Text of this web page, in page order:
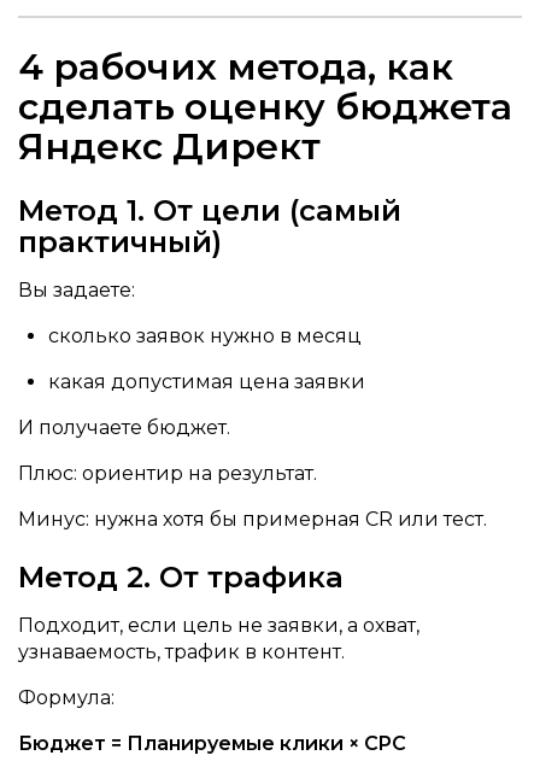
4 рабочих метода, как
сделать оценку бюджета
Яндекс Директ
Метод 1. От цели (самый
практичный)
Вы задаете:
сколько заявок нужно в месяц
какая допустимая цена заявки
И получаете бюджет.
Плюс: ориентир на результат.
Минус: нужна хотя бы примерная CR или тест.
Метод 2. От трафика
Подходит, если цель не заявки, а охват,
узнаваемость, трафик в контент.
Формула:
Бюджет = Планируемые клики × CPC